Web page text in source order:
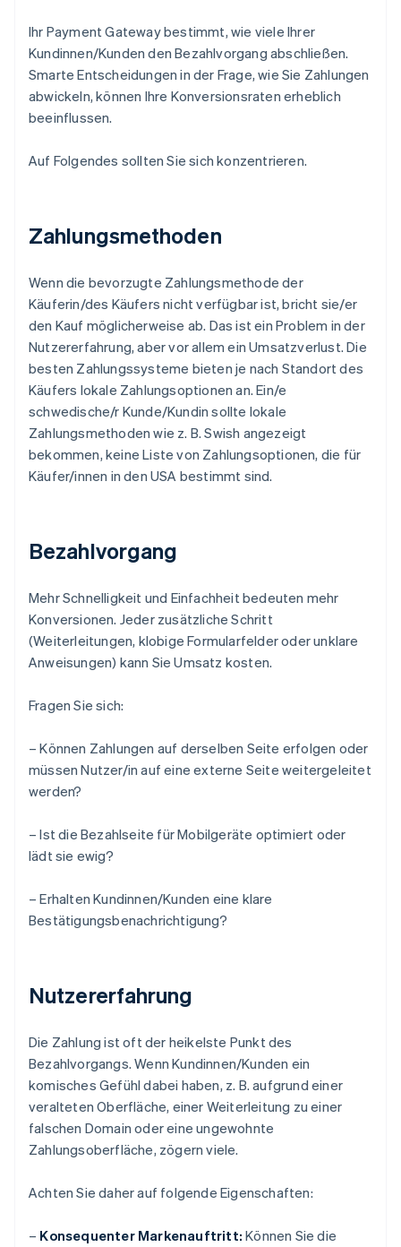
Ihr Payment Gateway bestimmt, wie viele Ihrer
Kundinnen/Kunden den Bezahlvorgang abschließen.
Smarte Entscheidungen in der Frage, wie Sie Zahlungen
abwickeln, können Ihre Konversionsraten erheblich
beeinflussen.
Auf Folgendes sollten Sie sich konzentrieren.
Zahlungsmethoden
Wenn die bevorzugte Zahlungsmethode der
Käuferin/des Käufers nicht verfügbar ist, bricht sie/er
den Kauf möglicherweise ab. Das ist ein Problem in der
Nutzererfahrung, aber vor allem ein Umsatzverlust. Die
besten Zahlungssysteme bieten je nach Standort des
Käufers lokale Zahlungsoptionen an. Ein/e
schwedische/r Kunde/Kundin sollte lokale
Zahlungsmethoden wie z. B. Swish angezeigt
bekommen, keine Liste von Zahlungsoptionen, die für
Käufer/innen in den USA bestimmt sind.
Bezahlvorgang
Mehr Schnelligkeit und Einfachheit bedeuten mehr
Konversionen. Jeder zusätzliche Schritt
(Weiterleitungen, klobige Formularfelder oder unklare
Anweisungen) kann Sie Umsatz kosten.
Fragen Sie sich:
– Können Zahlungen auf derselben Seite erfolgen oder
müssen Nutzer/in auf eine externe Seite weitergeleitet
werden?
– Ist die Bezahlseite für Mobilgeräte optimiert oder
lädt sie ewig?
– Erhalten Kundinnen/Kunden eine klare
Bestätigungsbenachrichtigung?
Nutzererfahrung
Die Zahlung ist oft der heikelste Punkt des
Bezahlvorgangs. Wenn Kundinnen/Kunden ein
komisches Gefühl dabei haben, z. B. aufgrund einer
veralteten Oberfläche, einer Weiterleitung zu einer
falschen Domain oder eine ungewohnte
Zahlungsoberfläche, zögern viele.
Achten Sie daher auf folgende Eigenschaften:
– Konsequenter Markenauftritt: Können Sie die